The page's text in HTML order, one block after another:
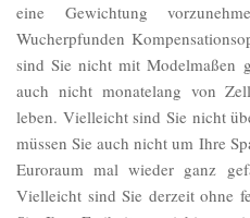
eine Gewichtung
Wucherpfunden
sind Sie nicht mit Modelmaßen
auch nicht monatelang von
leben. Vielleicht sind Sie nicht
müssen Sie auch nicht um Ihre
Euroraum mal wieder ganz
Vielleicht sind Sie derzeit ohne